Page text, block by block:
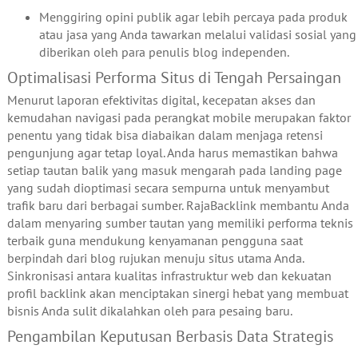
Menggiring opini publik agar lebih percaya pada produk
atau jasa yang Anda tawarkan melalui validasi sosial yang
diberikan oleh para penulis blog independen.
Optimalisasi Performa Situs di Tengah Persaingan
Menurut laporan efektivitas digital, kecepatan akses dan
kemudahan navigasi pada perangkat mobile merupakan faktor
penentu yang tidak bisa diabaikan dalam menjaga retensi
pengunjung agar tetap loyal. Anda harus memastikan bahwa
setiap tautan balik yang masuk mengarah pada landing page
yang sudah dioptimasi secara sempurna untuk menyambut
trafik baru dari berbagai sumber. RajaBacklink membantu Anda
dalam menyaring sumber tautan yang memiliki performa teknis
terbaik guna mendukung kenyamanan pengguna saat
berpindah dari blog rujukan menuju situs utama Anda.
Sinkronisasi antara kualitas infrastruktur web dan kekuatan
profil backlink akan menciptakan sinergi hebat yang membuat
bisnis Anda sulit dikalahkan oleh para pesaing baru.
Pengambilan Keputusan Berbasis Data Strategis